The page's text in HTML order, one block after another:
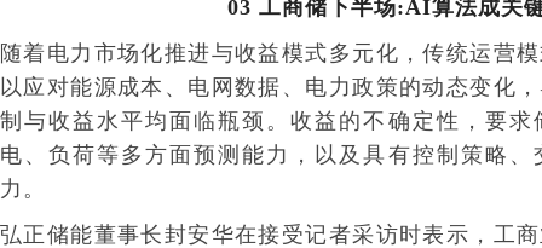
03 工商储下半场:AI算法成关
随着电力市场化推进与收益模式多元化，传统运营
以应对能源成本、电网数据、电力政策的动态变化
制与收益水平均面临瓶颈。收益的不确定性，要求
电、负荷等多方面预测能力，以及具有控制策略
力。
弘正储能董事长封安华在接受记者采访时表示，工